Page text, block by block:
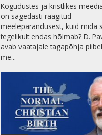
Kogudustes ja kristlikes
on sagedasti räägitud
meeleparandusest, kuid mida
tegelikult endas hõlmab? D.
avab vaatajale tagapõhja
me...